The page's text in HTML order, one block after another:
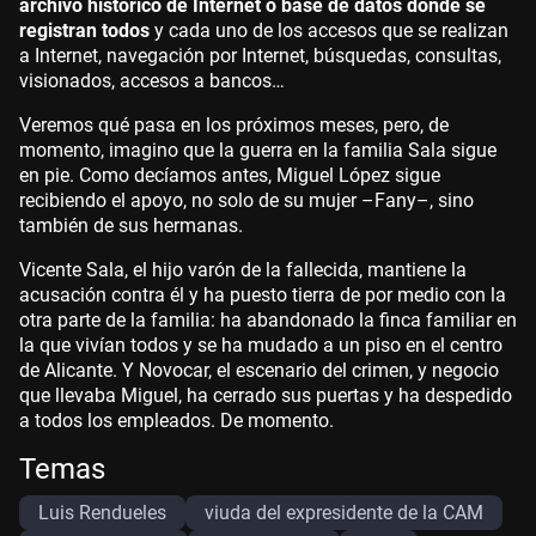
archivo histórico de Internet o base de datos donde se
registran todos y cada uno de los accesos que se realizan
a Internet, navegación por Internet, búsquedas, consultas,
visionados, accesos a bancos…
Veremos qué pasa en los próximos meses, pero, de
momento, imagino que la guerra en la familia Sala sigue
en pie. Como decíamos antes, Miguel López sigue
recibiendo el apoyo, no solo de su mujer –Fany–, sino
también de sus hermanas.
Vicente Sala, el hijo varón de la fallecida, mantiene la
acusación contra él y ha puesto tierra de por medio con la
otra parte de la familia: ha abandonado la finca familiar en
la que vivían todos y se ha mudado a un piso en el centro
de Alicante. Y Novocar, el escenario del crimen, y negocio
que llevaba Miguel, ha cerrado sus puertas y ha despedido
a todos los empleados. De momento.
Temas
Luis Rendueles viuda del expresidente de la CAM